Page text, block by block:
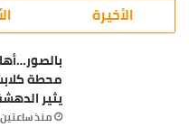
الأخيرة
محطة
يثير
منذ ساعتين